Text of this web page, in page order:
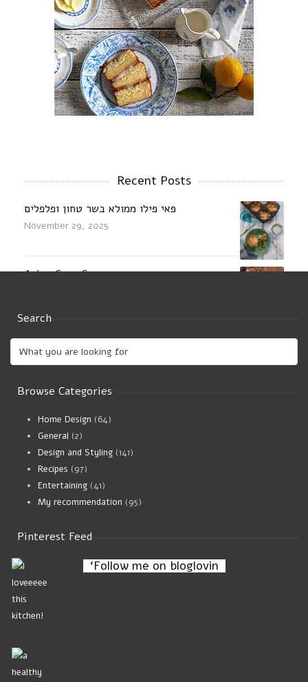
Recent Posts
פאי פילו ממולא בשר טחון ופלפלים
November 29, 2025
Asian Corn Soup
Sautéed chicken in coconut milk with
pumpkin,Mushrooms and basil
July 21, 2024
Mushroom soup and pearl grits
January 02, 2024
‘Follow me on bloglovin
Search
Browse Categories
Home Design (64)
General (2)
Design and Styling (141)
Recipes (97)
Entertaining (41)
My recommendation (95)
Pinterest Feed